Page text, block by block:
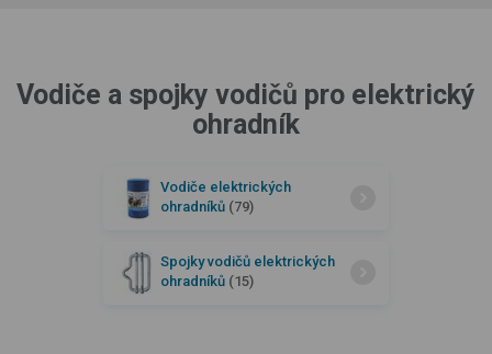
Vodiče a spojky vodičů pro elektrický
ohradník
Vodiče elektrických
ohradníků (79)
Spojky vodičů elektrických
ohradníků (15)